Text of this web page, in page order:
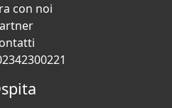
con noi